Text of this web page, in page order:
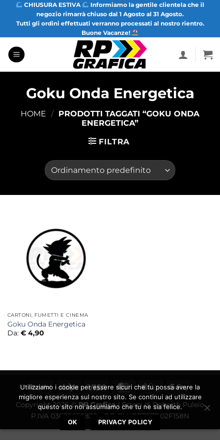
Salta
contenuti
CHIUSURA ESTIVA
Informiamo la gentile clientela che il
negozio rimarrà chiuso dal 1 Agosto al 31 Agosto.
Tutti gli ordini effettuati verranno processati al nostro rientro.
Buone Vacanze!
Goku Onda Energetica
HOME / PRODOTTI TAGGATI “GOKU ONDA
ENERGETICA”
FILTRA
CARTONI, FUMETTI E CINEMA
Goku Onda Energetica
Da: €4,90
PayPal Stripe Visa MasterCard
Apple
Pay
Google
Pay
Copyright 2026 ©RP Grafica| Errepi di Roberth Puleio
P.IVA 03630650830 - C.F. PLURRT97D02F158N
Utilizziamo i cookie per essere sicuri che tu possa avere la
migliore esperienza sul nostro sito. Se continui ad utilizzare
questo sito noi assumiamo che tu ne sia felice.
OK PRIVACY POLICY